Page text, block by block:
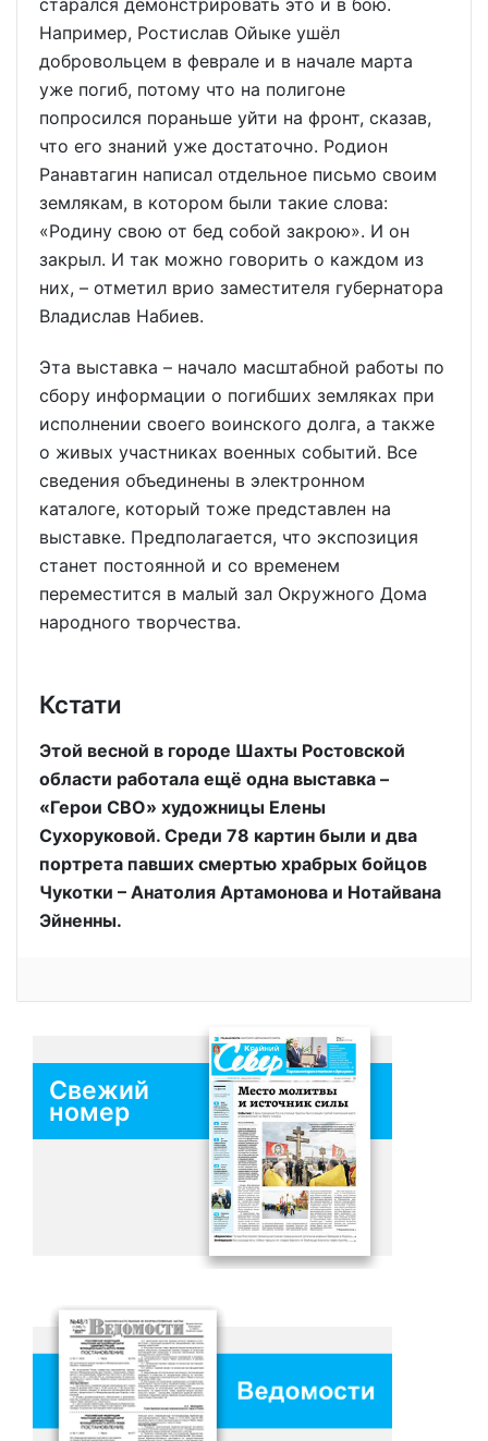
старался демонстрировать это и в бою.
Например, Ростислав Ойыке ушёл
добровольцем в феврале и в начале марта
уже погиб, потому что на полигоне
попросился пораньше уйти на фронт, сказав,
что его знаний уже достаточно. Родион
Ранавтагин написал отдельное письмо своим
землякам, в котором были такие слова:
«Родину свою от бед собой закрою». И он
закрыл. И так можно говорить о каждом из
них, – отметил врио заместителя губернатора
Владислав Набиев.
Эта выставка – начало масштабной работы по
сбору информации о погибших земляках при
исполнении своего воинского долга, а также
о живых участниках военных событий. Все
сведения объединены в электронном
каталоге, который тоже представлен на
выставке. Предполагается, что экспозиция
станет постоянной и со временем
переместится в малый зал Окружного Дома
народного творчества.
Кстати
Этой весной в городе Шахты Ростовской
области работала ещё одна выставка –
«Герои СВО» художницы Елены
Сухоруковой. Среди 78 картин были и два
портрета павших смертью храбрых бойцов
Чукотки – Анатолия Артамонова и Нотайвана
Эйненны.
Свежий
номер